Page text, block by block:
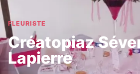
FLEURISTE
Créatopiaz
Lapierre